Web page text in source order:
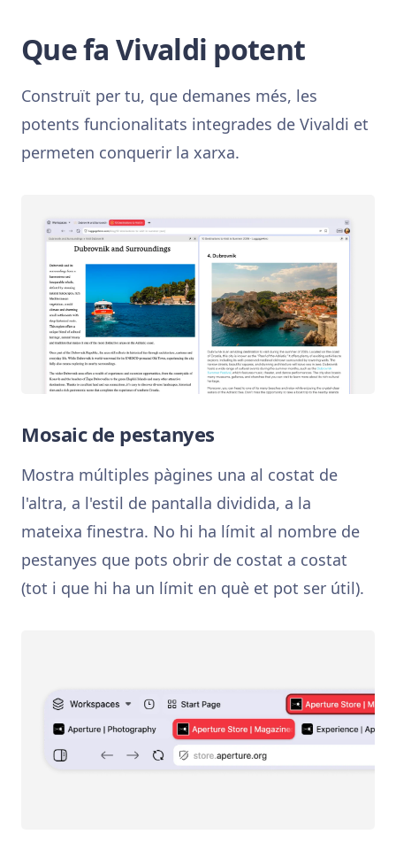
Que fa Vivaldi potent
Construït per tu, que demanes més, les
potents funcionalitats integrades de Vivaldi et
permeten conquerir la xarxa.
Mosaic de pestanyes
Mostra múltiples pàgines una al costat de
l'altra, a l'estil de pantalla dividida, a la
mateixa finestra. No hi ha límit al nombre de
pestanyes que pots obrir de costat a costat
(tot i que hi ha un límit en què et pot ser útil).